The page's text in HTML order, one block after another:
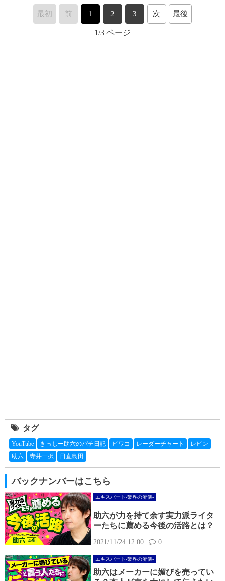
最初 前 1 2 3 次 最後
1/3 ページ
タグ
YouTube きっしー助六のパチ日記 ビワコ レーダーチャート
レビン
助六
寺井一択 日直島田
バックナンバーはこちら
エキスパート-業界の流儀-
助六が力を持て余す実力派ライタ
ーたちに薦める今後の活路とは？
2021/11/24 12:00 0
エキスパート-業界の流儀-
助六はメーカーに媚びを売ってい